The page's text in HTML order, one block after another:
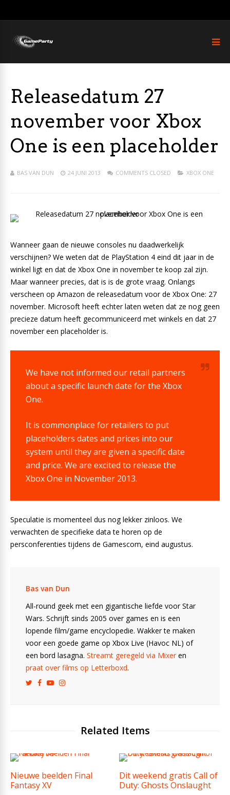
Releasedatum 27
november voor Xbox
One is een placeholder
BAS VAN DUN 24 JUNI 2013 COMMENTS CLOSED XBOX ONE
Wanneer gaan de nieuwe consoles nu daadwerkelijk
verschijnen? We weten dat de PlayStation 4 eind dit jaar in de
winkel ligt en dat de Xbox One in november te koop zal zijn.
Maar wanneer precies, dat is is de grote vraag. Onlangs
verscheen op Amazon de releasedatum voor de Xbox One: 27
november. Microsoft heeft echter laten weten dat ze nog geen
precieze datum heeft gecommuniceerd met winkels en dat 27
november een placeholder is.
We have not informed our retail partners
about a specific launch date for the Xbox
One.
It is commonplace for retailers to put
placeholders dates and prices into our
system until they are given a specific date
and price. We are excited to release the
Xbox One in November 2013.
Speculatie is momenteel dus nog lekker zinloos. We
verwachten de specifieke data te horen op de
persconferenties tijdens de Gamescom, eind augustus.
Bas van Dun
All-round geek met een gigantische liefde voor Star
Wars. Schrijft sinds 2005 over games en is een
lopende film/game encyclopedie. Wakker te maken
voor een goede game op Xbox Live (Havoc NL) of
een bord lasagna. Streamt geregeld via Mixeren
praat over films op Letterboxd.
Related Items
Nieuwe beelden Final
Fantasy XV
Dit weekend gratis Call of
Duty: Ghosts Onslaught